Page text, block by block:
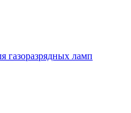
газоразрядных ламп